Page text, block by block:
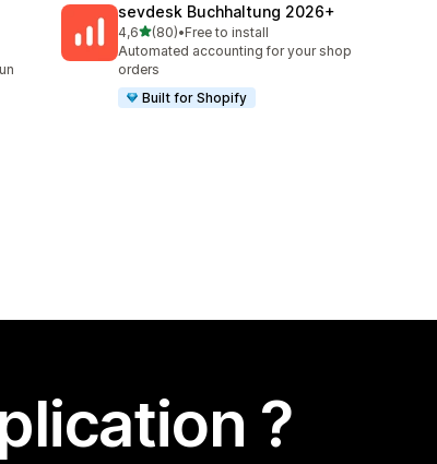
sevdesk Buchhaltung 2026+
4,6étoile(s) sur 5
(80)
80 avis au total
•Free to install
Automated accounting for your shop
orders
Built for Shopify
?